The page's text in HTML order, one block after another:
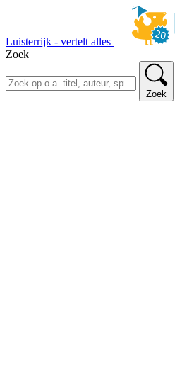
Luisterrijk - vertelt alles
Zoek
Zoek